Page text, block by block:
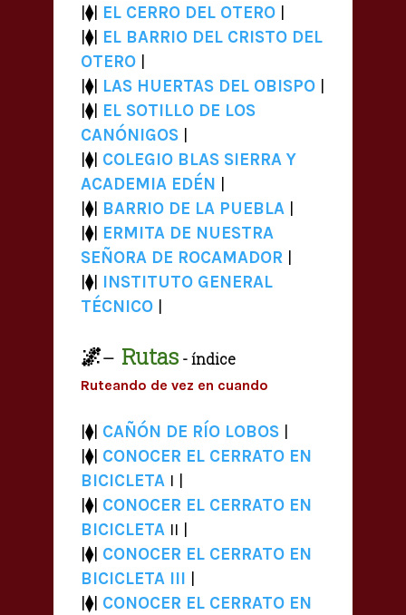
|⧫| EL CERRO DEL OTERO
|⧫| EL BARRIO DEL CRISTO DEL
OTERO
|⧫| LAS HUERTAS DEL OBISPO
|⧫| EL SOTILLO DE LOS
CANÓNIGOS
|⧫| COLEGIO BLAS SIERRA Y
ACADEMIA EDÉN
|⧫| BARRIO DE LA PUEBLA
|⧫| ERMITA DE NUESTRA
SEÑORA DE ROCAMADOR
|⧫| INSTITUTO GENERAL
TÉCNICO
🌌— Rutas - índice
Ruteando de vez en cuando
|⧫| CAÑÓN DE RÍO LOBOS
|⧫| CONOCER EL CERRATO EN
BICICLETA I |
|⧫| CONOCER EL CERRATO EN
BICICLETA II |
|⧫| CONOCER EL CERRATO EN
BICICLETA III
|⧫| CONOCER EL CERRATO EN